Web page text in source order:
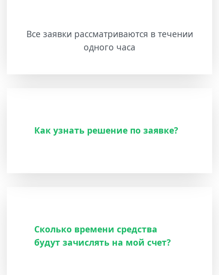
Все заявки рассматриваются в течении
одного часа
Как узнать решение по заявке?
Сколько времени средства
будут зачислять на мой счет?